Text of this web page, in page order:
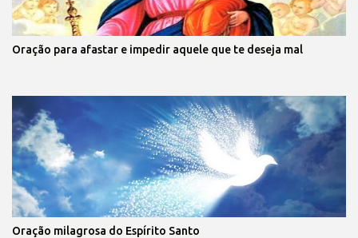
Oração para afastar e impedir aquele que te deseja mal
Oração milagrosa do Espírito Santo